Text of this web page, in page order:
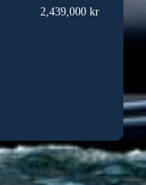
2,439,000 kr